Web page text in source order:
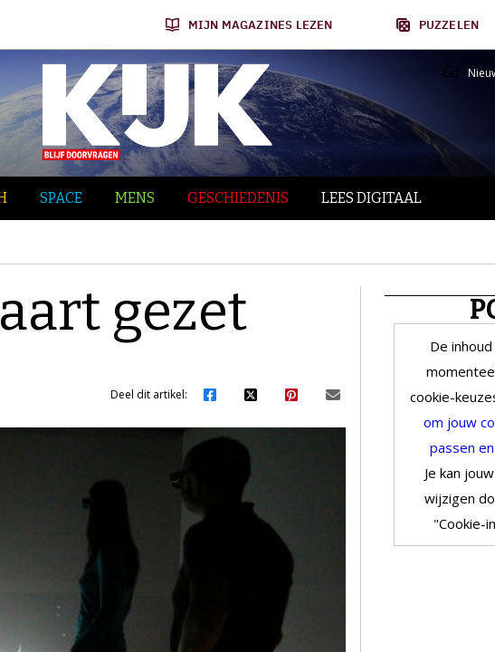
MIJN MAGAZINES LEZEN PUZZELEN
SPACE MENS GESCHIEDENIS LEES DIGITAAL
gezet
Deel dit artikel:
De
cookie-
om jouw
passen
Je kan
wijzigen
"Cookie-